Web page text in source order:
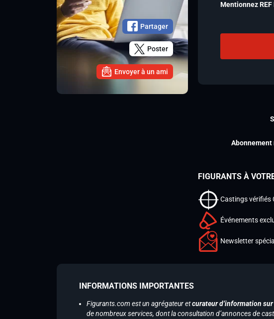
Partager
Poster
Envoyer à un ami
Mentionnez REF
Abonnement
FIGURANTS À
Castings vérifiés
Événements
Newsletter
INFORMATIONS IMPORTANTES
Figurants.com est un agrégateur etcurateur d’information
de nombreux services, dont la consultation d’annonces de